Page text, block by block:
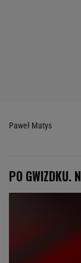
Paweł Matys